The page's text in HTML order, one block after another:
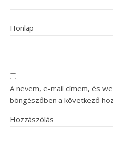
Honlap
A nevem, e-mail címem, és
böngészőben a következő
Hozzászólás